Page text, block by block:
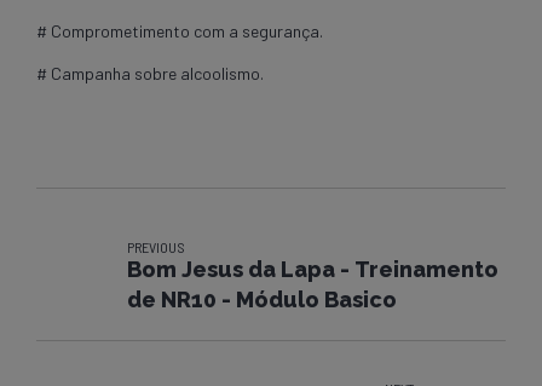
# Comprometimento com a segurança.
# Campanha sobre alcoolismo.
PREVIOUS
Bom Jesus da Lapa - Treinamento
de NR10 - Módulo Basico